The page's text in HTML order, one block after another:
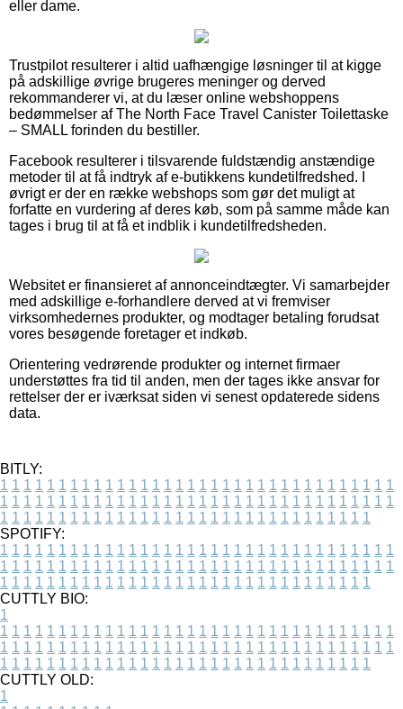
eller dame.
Trustpilot resulterer i altid uafhængige løsninger til at kigge
på adskillige øvrige brugeres meninger og derved
rekommanderer vi, at du læser online webshoppens
bedømmelser af The North Face Travel Canister Toilettaske
– SMALL forinden du bestiller.
Facebook resulterer i tilsvarende fuldstændig anstændige
metoder til at få indtryk af e-butikkens kundetilfredshed. I
øvrigt er der en række webshops som gør det muligt at
forfatte en vurdering af deres køb, som på samme måde kan
tages i brug til at få et indblik i kundetilfredsheden.
Websitet er finansieret af annonceindtægter. Vi samarbejder
med adskillige e-forhandlere derved at vi fremviser
virksomhedernes produkter, og modtager betaling forudsat
vores besøgende foretager et indkøb.
Orientering vedrørende produkter og internet firmaer
understøttes fra tid til anden, men der tages ikke ansvar for
rettelser der er iværksat siden vi senest opdaterede sidens
data.
BITLY:
1 1 1 1 1 1 1 1 1 1 1 1 1 1 1 1 1 1 1 1 1 1 1 1 1 1 1 1 1 1 1 1 1 1
1 1 1 1 1 1 1 1 1 1 1 1 1 1 1 1 1 1 1 1 1 1 1 1 1 1 1 1 1 1 1 1 1 1
1 1 1 1 1 1 1 1 1 1 1 1 1 1 1 1 1 1 1 1 1 1 1 1 1 1 1 1 1 1 1 1
SPOTIFY:
1 1 1 1 1 1 1 1 1 1 1 1 1 1 1 1 1 1 1 1 1 1 1 1 1 1 1 1 1 1 1 1 1 1
1 1 1 1 1 1 1 1 1 1 1 1 1 1 1 1 1 1 1 1 1 1 1 1 1 1 1 1 1 1 1 1 1 1
1 1 1 1 1 1 1 1 1 1 1 1 1 1 1 1 1 1 1 1 1 1 1 1 1 1 1 1 1 1 1 1
CUTTLY BIO:
1
1 1 1 1 1 1 1 1 1 1 1 1 1 1 1 1 1 1 1 1 1 1 1 1 1 1 1 1 1 1 1 1 1 1
1 1 1 1 1 1 1 1 1 1 1 1 1 1 1 1 1 1 1 1 1 1 1 1 1 1 1 1 1 1 1 1 1 1
1 1 1 1 1 1 1 1 1 1 1 1 1 1 1 1 1 1 1 1 1 1 1 1 1 1 1 1 1 1 1 1
CUTTLY OLD:
1